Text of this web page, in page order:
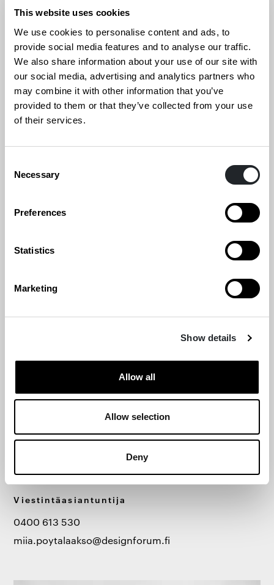
This website uses cookies
We use cookies to personalise content and ads, to
provide social media features and to analyse our traffic.
We also share information about your use of our site with
our social media, advertising and analytics partners who
may combine it with other information that you’ve
provided to them or that they’ve collected from your use
of their services.
Selection
Necessary
Preferences
Statistics
Marketing
Show details
Allow all
Allow selection
Deny
Marika Lehti
Palvelumuotoilija, projektikoordinaattori
050 566 4698
marika.lehti@designforum.fi
Miia Pöytälaakso
Viestintäasiantuntija
0400 613 530
miia.poytalaakso@designforum.fi